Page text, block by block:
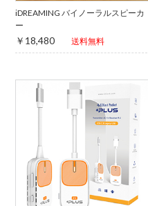
iDREAMING バイノーラルスピーカ
ー
￥18,480 送料無料